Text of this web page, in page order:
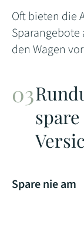
Oft bieten die
den Wagen
Spare nie am